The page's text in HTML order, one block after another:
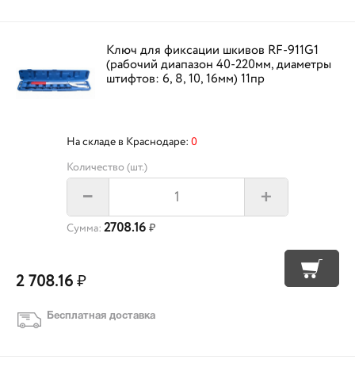
Ключ для фиксации шкивов RF-911G1
(рабочий диапазон 40-220мм, диаметры
штифтов: 6, 8, 10, 16мм) 11пр
На складе в Краснодаре: 0
Количество (шт.)
– +
Сумма: 2708.16 ₽
2 708.16₽
Бесплатная доставка